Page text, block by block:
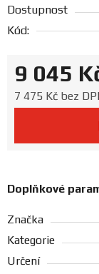
katalogy
Dostupnost
Kód:
9 045
7 475 Kč bez
Doplňkové
Značka
Kategorie
Určení